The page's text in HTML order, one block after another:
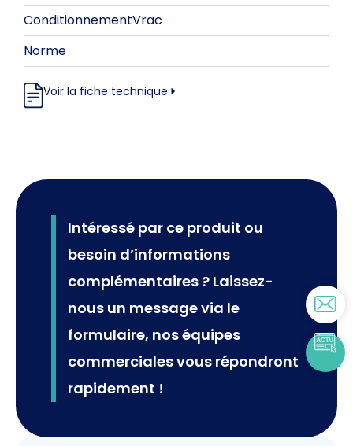
ConditionnementVrac
Norme
Voir la fiche technique
Intéressé par ce produit ou
besoin d’informations
complémentaires ? Laissez-
nous un message via le
formulaire, nos équipes
commerciales vous répondront
rapidement !